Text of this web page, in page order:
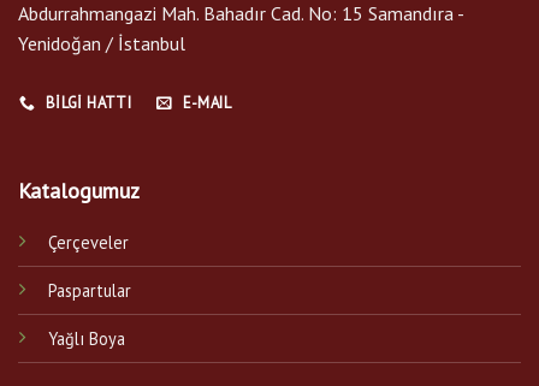
Abdurrahmangazi Mah. Bahadır Cad. No: 15 Samandıra -
Yenidoğan / İstanbul
BILGI HATTI E-MAIL
Katalogumuz
Çerçeveler
Paspartular
Yağlı Boya